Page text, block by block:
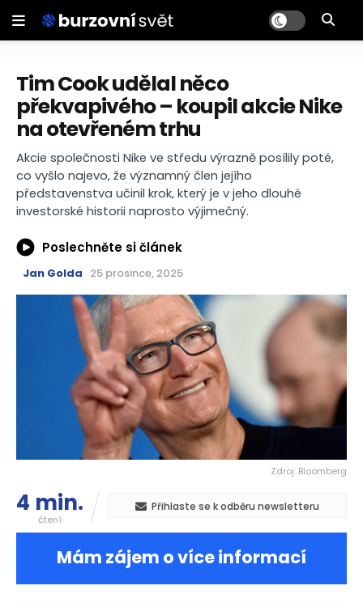
Tim Cook udělal něco
překvapivého – koupil akcie Nike
na otevřeném trhu
Akcie společnosti Nike ve středu výrazně posílily poté,
co vyšlo najevo, že významný člen jejího
představenstva učinil krok, který je v jeho dlouhé
investorské historii naprosto výjimečný.
Poslechněte si článek
Jan Golda 25 prosince, 2025
Zdroj: Bloomberg
4 min.
čtení
Přihlaste se k odběru newsletteru
Mám zájem o více informací